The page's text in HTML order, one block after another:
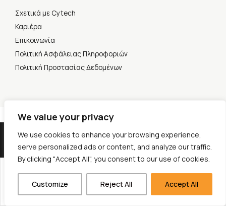
We value your privacy
We use cookies to enhance your browsing experience,
serve personalized ads or content, and analyze our traffic.
By clicking "Accept All", you consent to our use of cookies.
Customize Reject All Accept All
Σχετικά με Cytech
Καριέρα
Επικοινωνία
Πολιτική Ασφάλειας Πληροφοριών
Πολιτική Προστασίας Δεδομένων
© 2026 Cytech Mobile. All rights reserved.
Περιγραφή: Ανάπτυξη ενός SMS Gateway, ενός τηλεπικοινωνιακού λογισμικού που επιτρέπει τη